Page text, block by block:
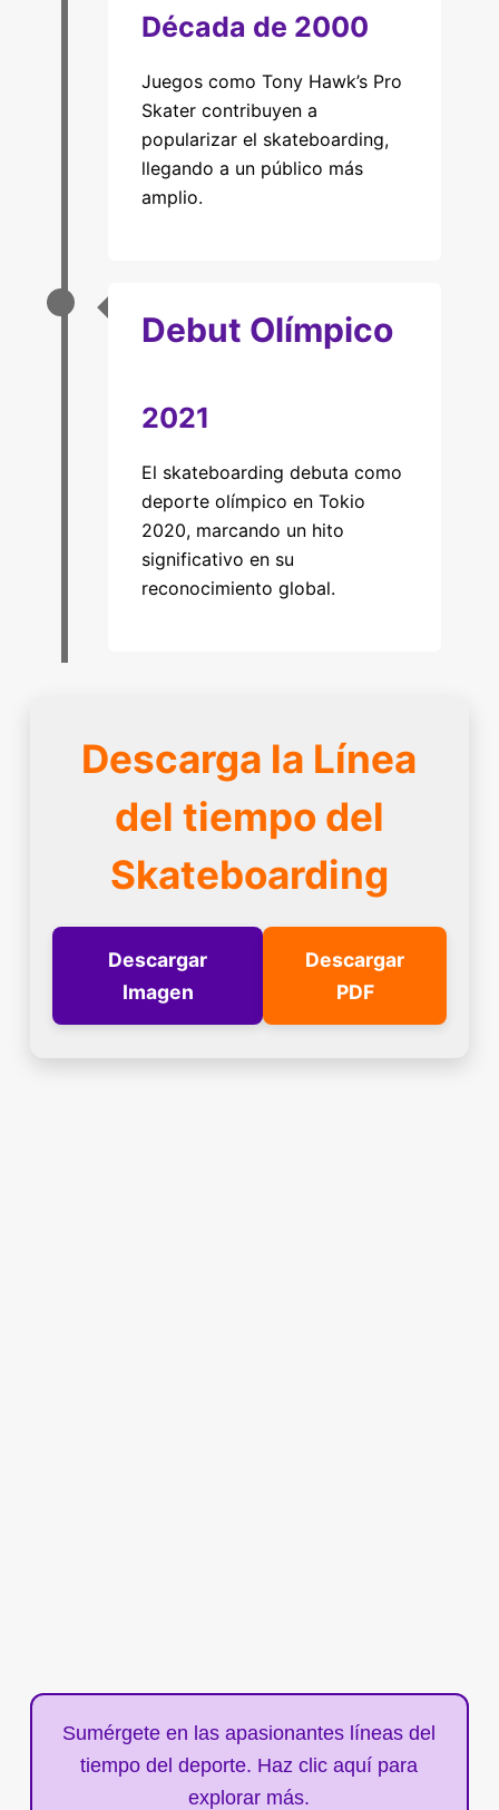
Década de 2000
Juegos como Tony Hawk’s Pro
Skater contribuyen a
popularizar el skateboarding,
llegando a un público más
amplio.
Debut Olímpico
2021
El skateboarding debuta como
deporte olímpico en Tokio
2020, marcando un hito
significativo en su
reconocimiento global.
Descarga la Línea
del tiempo del
Skateboarding
Descargar
Imagen
Descargar
PDF
Sumérgete en las apasionantes líneas del
tiempo del deporte. Haz clic aquí para
explorar más.